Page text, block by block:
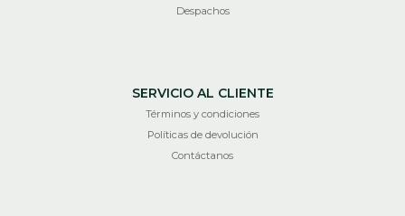
Despachos
SERVICIO AL CLIENTE
Términos y condiciones
Políticas de devolución
Contáctanos